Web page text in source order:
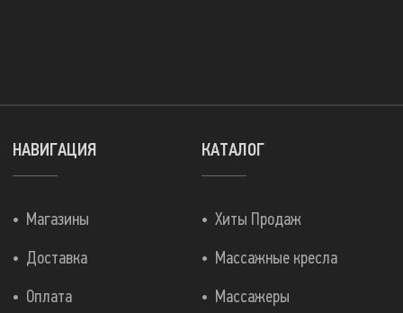
КАТАЛОГ
Хиты Продаж
Массажные кресла
Массажеры
НАВИГАЦИЯ
Магазины
Доставка
Оплата